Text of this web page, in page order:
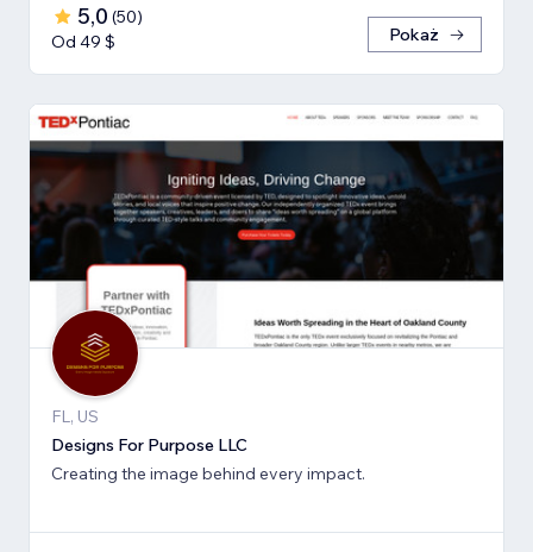
5,0 (50)
Od 49 $
Pokaż
FL, US
Designs For Purpose LLC
Creating the image behind every impact.